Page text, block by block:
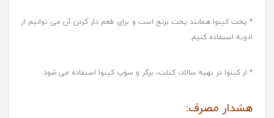
* پخت کینوا همانند پخت برنج است و برای طعم دار کردن آن می توانیم از
ادویه استفاده کنیم.
* از کینوا در تهیه سالاد، کتلت، برگر و سوپ کینوا استفاده می شود.
هشدار مصرف: